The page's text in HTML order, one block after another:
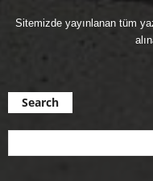
Sitemizde yayınlanan tüm
Search